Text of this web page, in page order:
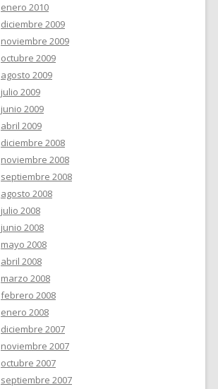
enero 2010
diciembre 2009
noviembre 2009
octubre 2009
agosto 2009
julio 2009
junio 2009
abril 2009
diciembre 2008
noviembre 2008
septiembre 2008
agosto 2008
julio 2008
junio 2008
mayo 2008
abril 2008
marzo 2008
febrero 2008
enero 2008
diciembre 2007
noviembre 2007
octubre 2007
septiembre 2007